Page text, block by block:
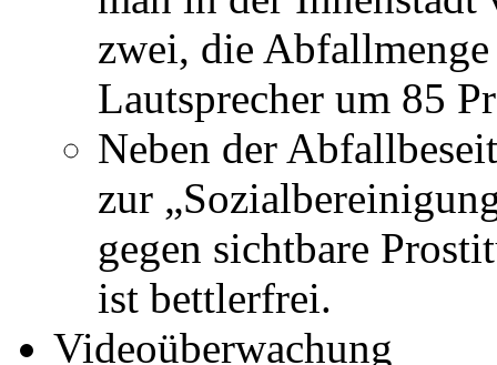
zwei, die
Lautsprecher um 85
Neben der
zur
gegen sichtbare
ist bettlerfrei.
Videoüberwachung